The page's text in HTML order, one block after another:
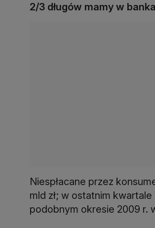
2/3 długów mamy w
Niespłacane przez
mld zł; w ostatnim
podobnym okresie 2009 r.